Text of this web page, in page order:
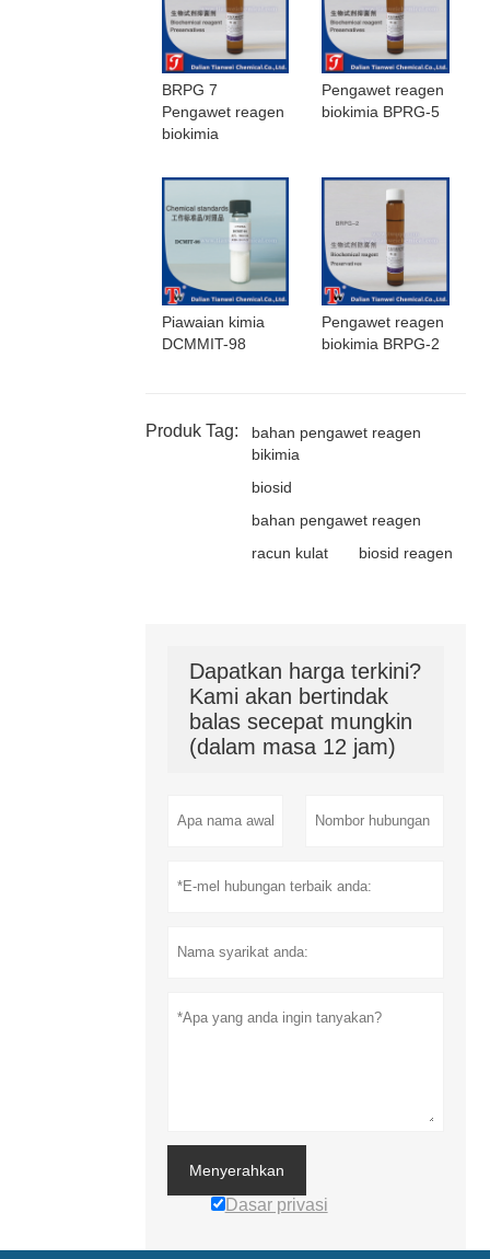
BRPG 7
Pengawet reagen
biokimia
Pengawet reagen
biokimia BPRG-5
Piawaian kimia
DCMMIT-98
Pengawet reagen
biokimia BRPG-2
Produk Tag:
bahan pengawet reagen
bikimia
biosid
bahan pengawet reagen
racun kulat
biosid reagen
Dapatkan harga terkini?
Kami akan bertindak
balas secepat mungkin
(dalam masa 12 jam)
Menyerahkan
Dasar privasi